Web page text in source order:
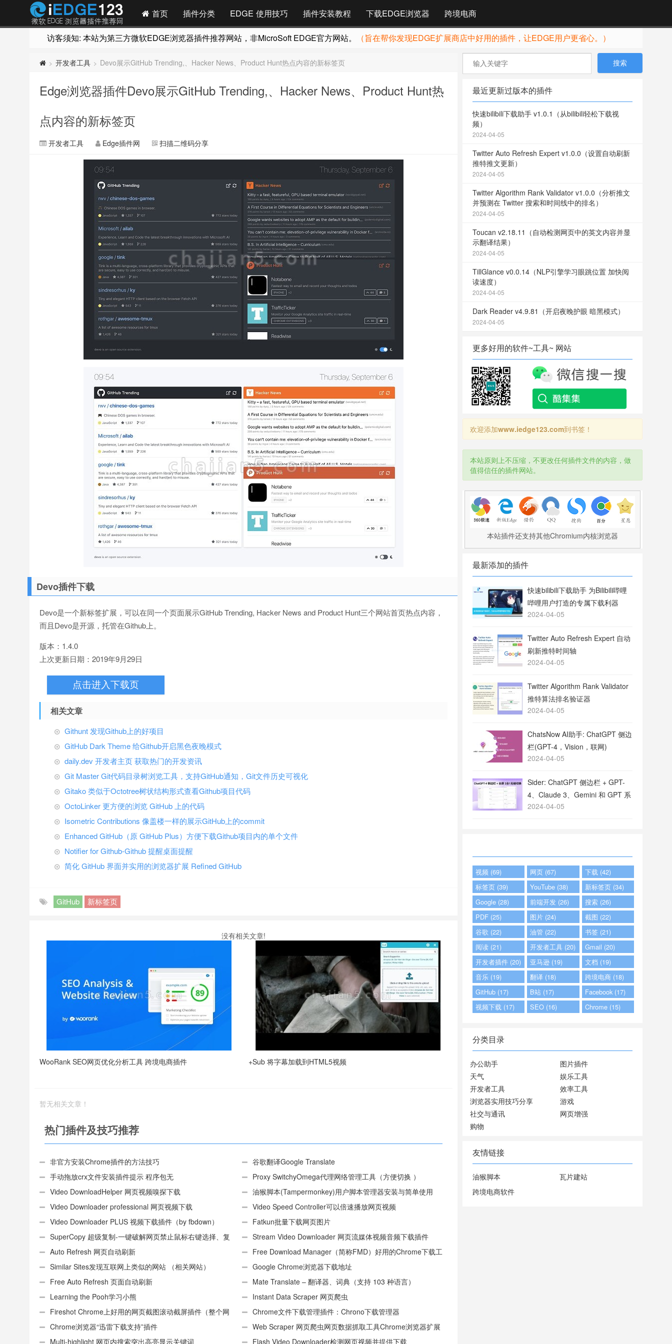
首页 插件分类 EDGE 使用技巧 插件安装教程 下载EDGE浏览器 跨境电商
访客须知: 本站为第三方微软EDGE浏览器插件推荐网站，非MicroSoft EDGE官方网站。 （旨在帮你发现EDGE扩展商店中好用的插件，让EDGE用户更省心。）
> 开发者工具 > Devo展示GitHub Trending,、Hacker News、Product Hunt热点内容的新标签页
Edge浏览器插件Devo展示GitHub Trending,、Hacker News、Product Hunt热
点内容的新标签页
开发者工具 Edge插件网 扫描二维码分享
Devo插件下载
Devo是一个新标签扩展，可以在同一个页面展示GitHub Trending, Hacker News and Product Hunt三个网站首页热点内容，
而且Devo是开源，托管在Github上。
版本：1.4.0
上次更新日期：2019年9月29日
点击进入下载页
相关文章
Githunt 发现Github上的好项目
GitHub Dark Theme 给Github开启黑色夜晚模式
daily.dev 开发者主页 获取热门的开发资讯
Git Master Git代码目录树浏览工具，支持GitHub通知，Git文件历史可视化
Gitako 类似于Octotree树状结构形式查看Github项目代码
OctoLinker 更方便的浏览 GitHub 上的代码
Isometric Contributions 像盖楼一样的展示GitHub上的commit
Enhanced GitHub（原 GitHub Plus）方便下载Github项目内的单个文件
Notifier for Github-Github 提醒桌面提醒
简化 GitHub 界面并实用的浏览器扩展 Refined GitHub
GitHub 新标签页
没有相关文章!
WooRank SEO网页优化分析工具 跨境电商插件 +Sub 将字幕加载到HTML5视频
暂无相关文章！
热门插件及技巧推荐
非官方安装Chrome插件的方法技巧
谷歌翻译Google Translate
手动拖放crx文件安装插件提示 程序包无
效:“CEX_HEADER_INVALID”的解决办法
Proxy SwitchyOmega代理网络管理工具（方便切换 ）
Video DownloadHelper 网页视频嗅探下载
油猴脚本(Tampermonkey)用户脚本管理器安装与简单使用
（适用Android）
Video Downloader professional 网页视频下载
Video Speed Controller可以倍速播放网页视频
Video Downloader PLUS 视频下载插件（by fbdown）
Fatkun批量下载网页图片
SuperCopy 超级复制-一键破解网页禁止鼠标右键选择、复
制
Stream Video Downloader 网页流媒体视频音频下载插件
Auto Refresh 网页自动刷新
Free Download Manager（简称FMD）好用的Chrome下载工
具插件
Similar Sites发现互联网上类似的网站 （相关网站）
Google Chrome浏览器下载地址
Free Auto Refresh 页面自动刷新
Mate Translate – 翻译器、词典（支持 103 种语言）
Learning the Pooh学习小熊
Instant Data Scraper 网页爬虫
Fireshot Chrome上好用的网页截图滚动截屏插件（整个网
页）
Chrome文件下载管理插件：Chrono下载管理器
Chrome浏览器“迅雷下载支持”插件
Web Scraper 网页爬虫网页数据抓取工具Chrome浏览器扩展
插件
Multi-highlight 网页内搜索突出高亮显示关键词 Flash Video Downloader检测网页视频并提供下载
最近更新过版本的插件
快速bilibili下载助手 v1.0.1（从bilibili轻松下载视
频）
2024-04-05
Twitter Auto Refresh Expert v1.0.0（设置自动刷新
推特推文更新）
2024-04-05
Twitter Algorithm Rank Validator v1.0.0（分析推文
并预测在 Twitter 搜索和时间线中的排名）
2024-04-05
Toucan v2.18.11（自动检测网页中的英文内容并显
示翻译结果）
2024-04-05
TillGlance v0.0.14（NLP引擎学习眼跳位置 加快阅
读速度）
2024-04-05
Dark Reader v4.9.81（开启夜晚护眼 暗黑模式）
2024-04-05
更多好用的软件~工具~ 网站
欢迎添加www.iedge123.com到书签！
本站原则上不压缩，不更改任何插件文件的内容，做
值得信任的插件网站。
本站插件还支持其他Chromium内核浏览器
最新添加的插件
快速bilibili下载助手 为Bilibili哔哩
哔哩用户打造的专属下载利器
2024-04-05
Twitter Auto Refresh Expert 自动
刷新推特时间轴
2024-04-05
Twitter Algorithm Rank Validator
推特算法排名验证器
2024-04-05
ChatsNow AI助手: ChatGPT 侧边
栏(GPT-4，Vision，联网)
2024-04-05
Sider: ChatGPT 侧边栏 + GPT-
4、Claude 3、Gemini 和 GPT 系
列
2024-04-05
视频 (69) 网页 (67)
下载 (42)
标签页 (39)
YouTube (38)
新标签页 (34)
Google (28)
前端开发 (26)
搜索 (26)
PDF (25)
图片 (24)
截图 (22)
谷歌 (22)
油管 (22)
书签 (21)
阅读 (21)
开发者工具 (20)
Gmail (20)
开发者插件 (20)
亚马逊 (19)
文档 (19)
音乐 (19)
翻译 (18)
跨境电商 (18)
GitHub (17)
B站 (17)
Facebook (17)
视频下载 (17)
SEO (16) Chrome (15)
分类目录
办公助手
图片插件
天气
娱乐工具
开发者工具
效率工具
浏览器实用技巧分享
游戏
社交与通讯
网页增强
购物
友情链接
油猴脚本
瓦片建站
跨境电商软件